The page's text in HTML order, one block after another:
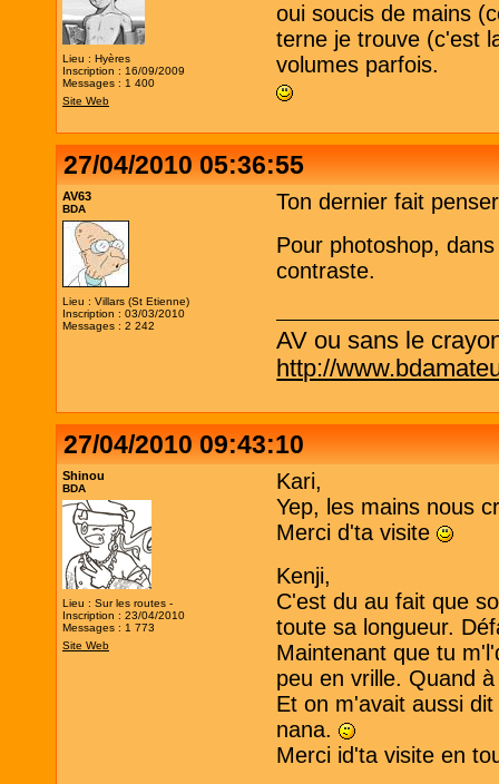
Lieu : Hyères
Inscription : 16/09/2009
Messages : 1 400
Site Web
oui soucis de mains
terne je trouve (c'est
volumes parfois.
27/04/2010 05:36:55
AV63
BDA
Lieu : Villars (St Etienne)
Inscription : 03/03/2010
Messages : 2 242
Ton dernier fait
Pour photoshop,
contraste.
AV ou sans le
http://
27/04/2010 09:43:10
Shinou
BDA
Lieu : Sur les routes -
Inscription : 23/04/2010
Messages : 1 773
Site Web
Kari,
Yep, les mains nous
Merci d'ta visite
Kenji,
C'est du au fait que
toute sa longueur.
Maintenant que tu
peu en vrille. Quand
Et on m'avait aussi
nana.
Merci id'ta visite en